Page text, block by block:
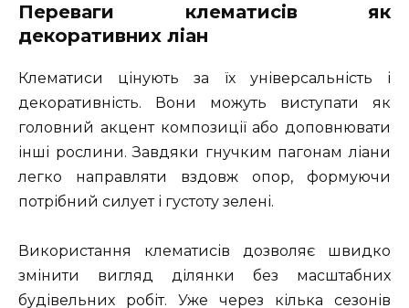
Переваги клематисів як
декоративних ліан
Клематиси цінують за їх універсальність і
декоративність. Вони можуть виступати як
головний акцент композиції або доповнювати
інші рослини. Завдяки гнучким пагонам ліани
легко направляти вздовж опор, формуючи
потрібний силует і густоту зелені.
Використання клематисів дозволяє швидко
змінити вигляд ділянки без масштабних
будівельних робіт. Уже через кілька сезонів